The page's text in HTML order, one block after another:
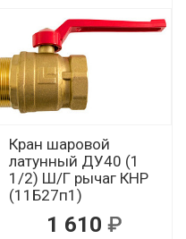
Кран шаровой
латунный ДУ40 (1
1/2) Ш/Г рычаг КНР
(11Б27п1)
1 610